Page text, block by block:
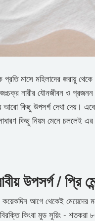
প্রতি মাসে মহিলাদের জরায়ু
নারীর যৌনজীবন ও
আরো কিছু উপসর্গ দেখা দেয়।
কিছু নিয়ম মেনে চললেই
উপসর্গ / প্রি
আগে থেকেই মেয়েদের
কিংবা মুড সুয়িং -